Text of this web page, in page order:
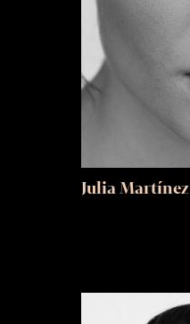
Julia Martínez